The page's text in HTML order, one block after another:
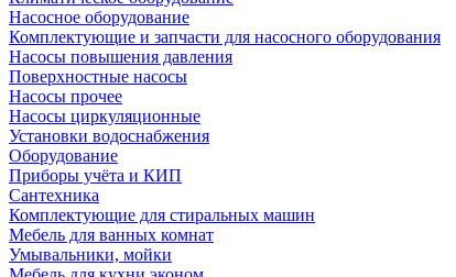
Насосное оборудование
Комплектующие и запчасти для насосного оборудования
Насосы повышения давления
Поверхностные насосы
Насосы прочее
Насосы циркуляционные
Установки водоснабжения
Оборудование
Приборы учёта и КИП
Сантехника
Комплектующие для стиральных машин
Мебель для ванных комнат
Умывальники, мойки